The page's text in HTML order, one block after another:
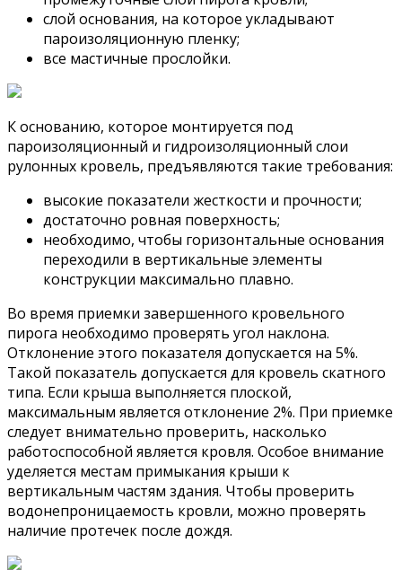
слой основания, на которое укладывают
пароизоляционную пленку;
все мастичные прослойки.
К основанию, которое монтируется под
пароизоляционный и гидроизоляционный слои
рулонных кровель, предъявляются такие требования:
высокие показатели жесткости и прочности;
достаточно ровная поверхность;
необходимо, чтобы горизонтальные основания
переходили в вертикальные элементы
конструкции максимально плавно.
Во время приемки завершенного кровельного
пирога необходимо проверять угол наклона.
Отклонение этого показателя допускается на 5%.
Такой показатель допускается для кровель скатного
типа. Если крыша выполняется плоской,
максимальным является отклонение 2%. При приемке
следует внимательно проверить, насколько
работоспособной является кровля. Особое внимание
уделяется местам примыкания крыши к
вертикальным частям здания. Чтобы проверить
водонепроницаемость кровли, можно проверять
наличие протечек после дождя.